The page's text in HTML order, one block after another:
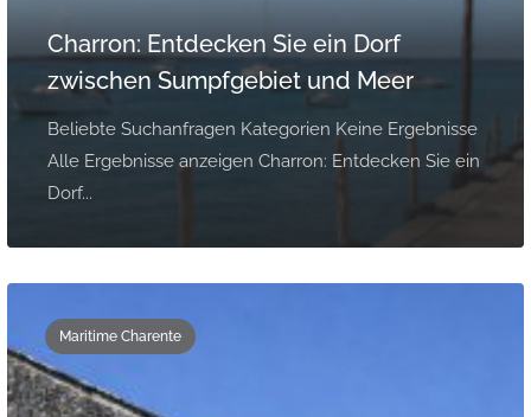
Charron: Entdecken Sie ein Dorf
zwischen Sumpfgebiet und Meer
Beliebte Suchanfragen Kategorien Keine Ergebnisse
Alle Ergebnisse anzeigen Charron: Entdecken Sie ein
Dorf...
Maritime Charente